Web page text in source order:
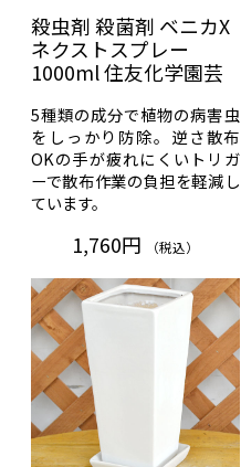
殺虫剤 殺菌剤 ベニカX
ネクストスプレー
1000ml 住友化学園芸
5種類の成分で植物の病害虫
をしっかり防除。逆さ散布
OKの手が疲れにくいトリガ
ーで散布作業の負担を軽減し
ています。
1,760円 （税込）